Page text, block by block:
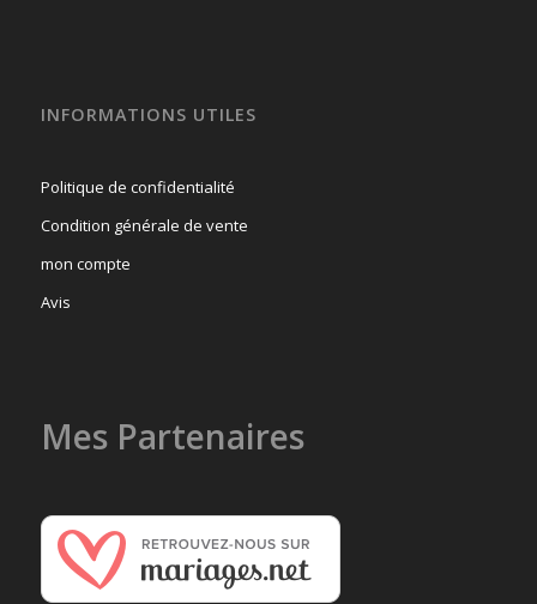
INFORMATIONS UTILES
Politique de confidentialité
Condition générale de vente
mon compte
Avis
Mes Partenaires